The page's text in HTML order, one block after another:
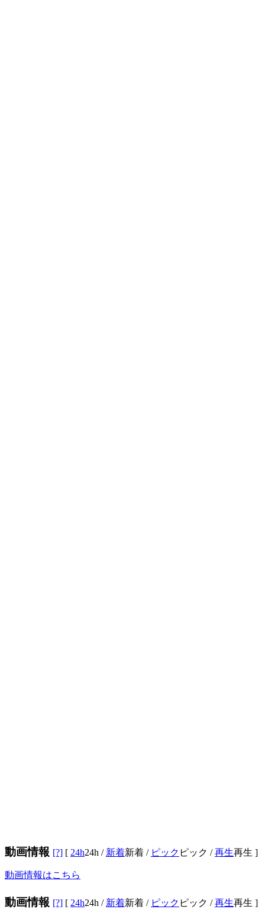
動画情報 [?] [ 24h24h / 新着新着 / ピック ピック /再生再生 ]
動画情報はこちら
動画情報 [?] [ 24h24h / 新着新着 / ピック ピック /再生再生 ]